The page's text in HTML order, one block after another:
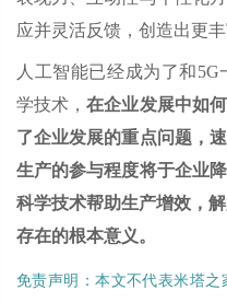
应并灵活反馈，创造出更
人工智能已经成为了和
学技术，在企业发展中如
了企业发展的重点问题，
生产的参与程度将于企业
科学技术帮助生产增效，
存在的根本意义。
免责声明：本文不代表米塔